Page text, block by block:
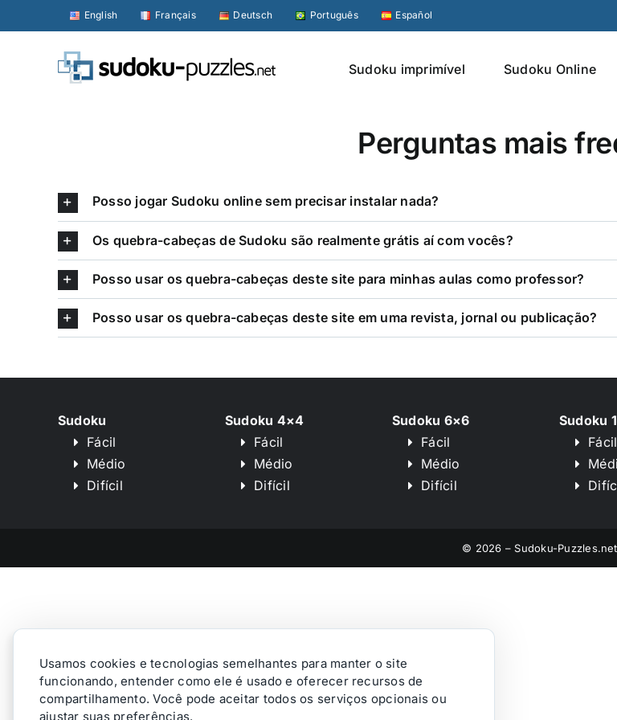
Usamos cookies e tecnologias semelhantes para manter o site
funcionando, entender como ele é usado e oferecer recursos de
compartilhamento. Você pode aceitar todos os serviços opcionais ou
ajustar suas preferências.
to
English Français Deutsch Português Español
Sudoku imprimível Sudoku Online
Perguntas mais
Posso jogar Sudoku online sem precisar instalar nada?
Os quebra-cabeças de Sudoku são realmente grátis aí com vocês?
Posso usar os quebra-cabeças deste site para minhas aulas como professor?
Posso usar os quebra-cabeças deste site em uma revista, jornal ou publicação?
Sudoku
Fácil
Médio
Difícil
Sudoku 4×4
Fácil
Médio
Difícil
Sudoku 6×6
Fácil
Médio
Difícil
Sudoku
Fácil
© 2026 – Sudoku-Puzzles.net